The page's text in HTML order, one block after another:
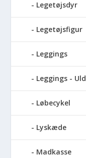
Legetøjsdyr
Legetøjsfigur
Leggings
Leggings - Uld
Løbecykel
Lyskæde
Madkasse